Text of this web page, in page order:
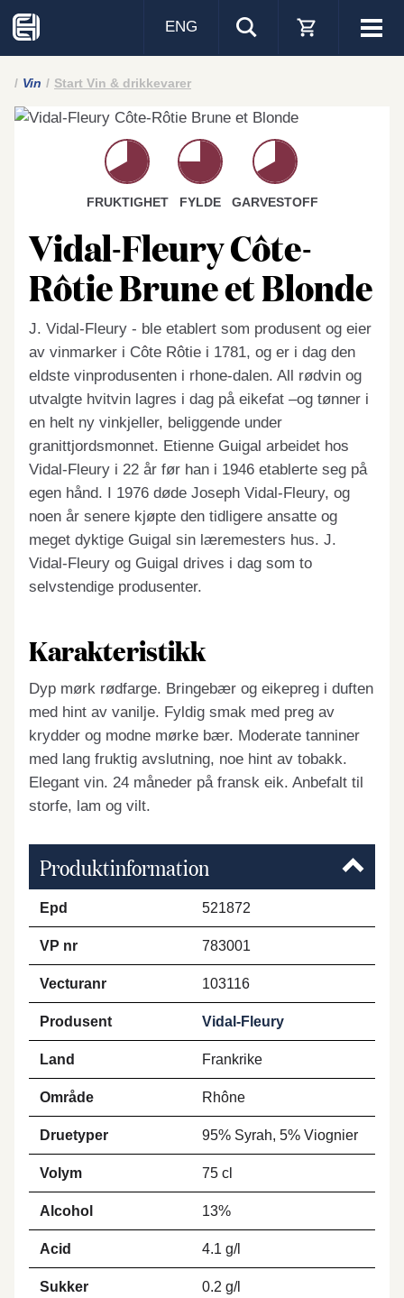
Visa
ENG
Vin Start Vin & drikkevarer
FRUKTIGHET FYLDE GARVESTOFF
Vidal-Fleury Côte-
Rôtie Brune et Blonde
J. Vidal-Fleury - ble etablert som produsent og eier
av vinmarker i Côte Rôtie i 1781, og er i dag den
eldste vinprodusenten i rhone-dalen. All rødvin og
utvalgte hvitvin lagres i dag på eikefat –og tønner i
en helt ny vinkjeller, beliggende under
granittjordsmonnet. Etienne Guigal arbeidet hos
Vidal-Fleury i 22 år før han i 1946 etablerte seg på
egen hånd. I 1976 døde Joseph Vidal-Fleury, og
noen år senere kjøpte den tidligere ansatte og
meget dyktige Guigal sin læremesters hus. J.
Vidal-Fleury og Guigal drives i dag som to
selvstendige produsenter.
Karakteristikk
Dyp mørk rødfarge. Bringebær og eikepreg i duften
med hint av vanilje. Fyldig smak med preg av
krydder og modne mørke bær. Moderate tanniner
med lang fruktig avslutning, noe hint av tobakk.
Elegant vin. 24 måneder på fransk eik. Anbefalt til
storfe, lam og vilt.
Produktinformation
Epd 521872
VP nr 783001
Vecturanr 103116
Produsent Vidal-Fleury
Land Frankrike
Område Rhône
Druetyper 95% Syrah, 5% Viognier
Volym 75 cl
Alcohol 13%
Acid 4.1 g/l
Sukker 0.2 g/l